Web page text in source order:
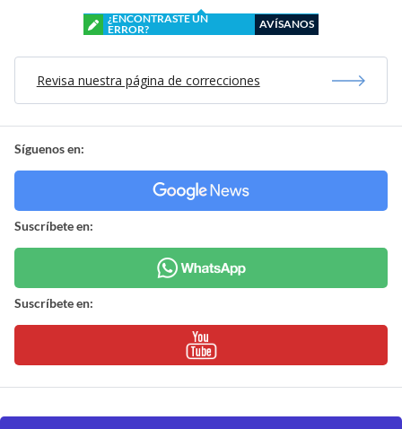
¿ENCONTRASTE UN
ERROR?
AVÍSANOS
Revisa nuestra página de correcciones
Síguenos en:
Suscríbete en:
Suscríbete en: